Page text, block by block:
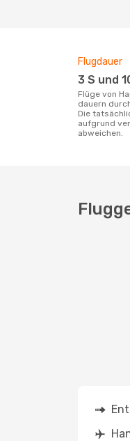
Flugdauer
3 S und
Flüge von Hannover nach Florenz
dauern
Die
aufgrund
abweichen.